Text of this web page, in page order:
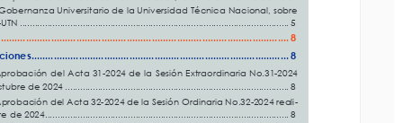
...........................................................................................................5
8
............................................................................................8
del Acta 31-2024 de la Sesión Extraordinaria No.31-2024
de 2024 ......................................................................................... 8
del Acta 32-2024 de la Sesión Ordinaria No.32-2024 reali-
2024
................................................................................................. 8
del Acta 33-2024 de la Sesión Ordinaria No.33-2024 reali-
Universitario de la Universidad Técnica Nacional, sobre
5
8
............................................................................................ 8
del Acta 31-2024 de la Sesión Extraordinaria No.31-2024
de 2024 .........................................................................................
8
del Acta 32-2024 de la Sesión Ordinaria No.32-2024 reali-
de 2024 .................................................................................................
8